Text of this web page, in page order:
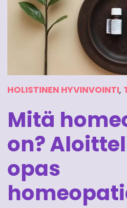
HOLISTINEN HYVINVOINTI,
Mitä
on?
opas